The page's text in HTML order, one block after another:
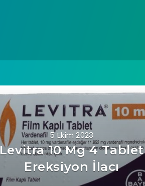
5 Ekim 2023
Levitra 10 Mg 4 Tablet
Ereksiyon İlacı